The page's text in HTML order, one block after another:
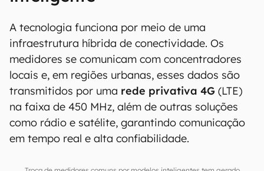
00:00/ 04:52
Como funciona o medidor
inteligente
A tecnologia funciona por meio de uma